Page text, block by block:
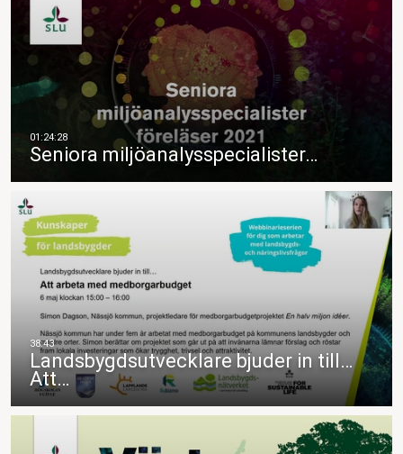
Seniora miljöanalysspecialister…
Landsbygdsutvecklare bjuder in till…
Att…